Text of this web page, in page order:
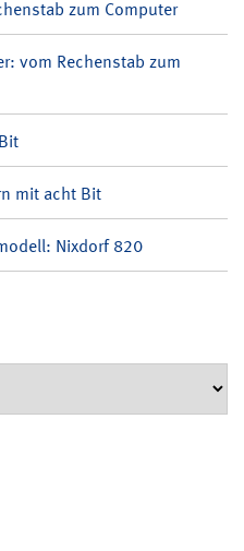
zum Computer
vom Rechenstab zum
mit acht Bit
Nixdorf 820